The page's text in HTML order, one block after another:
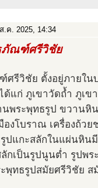
.ค. 2025, 14:34
ภัณฑ์ศรีวิชัย
รีวิชัย ตั้งอยู่ภายใน
ด้แก่ ภูเขาวัดถ้ำ ภูเ
นพระพุทธรูป ขวาน
องโบราณ เครื่องถ้ว
ปแกะสลักในแผ่นหิน
ลักเป็นรูปนูนต่ำ รูปพ
ะพุทธรูปสมัยศรีวิชัย